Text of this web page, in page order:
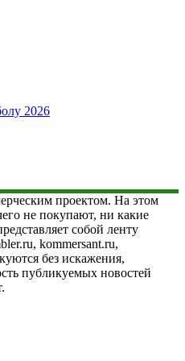
2026
проектом. На этом
не покупают, ни какие
собой ленту
kommersant.ru,
без искажения,
публикуемых новостей